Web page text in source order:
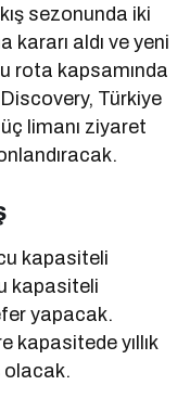
sezonunda iki
kararı aldı ve yeni
rota kapsamında
Türkiye
limanı ziyaret
kapasiteli
kapasiteli
yapacak.
kapasitede yıllık
olacak.